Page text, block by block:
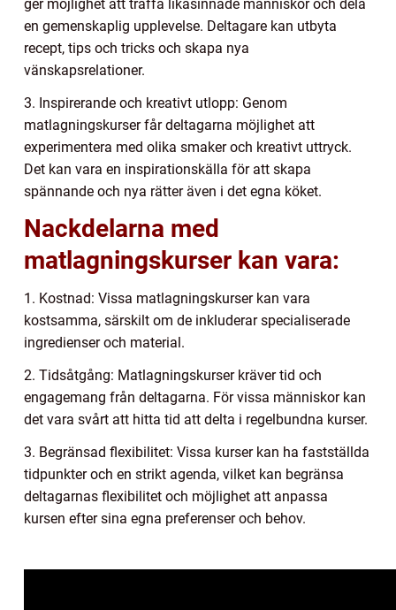
ger möjlighet att träffa likasinnade människor och dela
en gemenskaplig upplevelse. Deltagare kan utbyta
recept, tips och tricks och skapa nya
vänskapsrelationer.
3. Inspirerande och kreativt utlopp: Genom
matlagningskurser får deltagarna möjlighet att
experimentera med olika smaker och kreativt uttryck.
Det kan vara en inspirationskälla för att skapa
spännande och nya rätter även i det egna köket.
Nackdelarna med
matlagningskurser kan vara:
1. Kostnad: Vissa matlagningskurser kan vara
kostsamma, särskilt om de inkluderar specialiserade
ingredienser och material.
2. Tidsåtgång: Matlagningskurser kräver tid och
engagemang från deltagarna. För vissa människor kan
det vara svårt att hitta tid att delta i regelbundna kurser.
3. Begränsad flexibilitet: Vissa kurser kan ha fastställda
tidpunkter och en strikt agenda, vilket kan begränsa
deltagarnas flexibilitet och möjlighet att anpassa
kursen efter sina egna preferenser och behov.